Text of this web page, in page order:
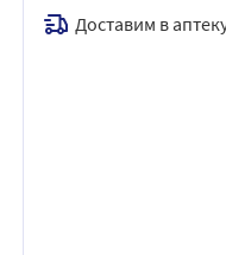
Доставим в